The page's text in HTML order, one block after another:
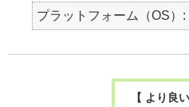
プラットフォーム（OS）
【 より良